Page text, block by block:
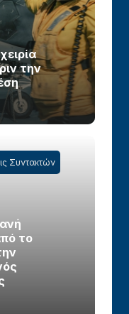
την
Συντακτών
το